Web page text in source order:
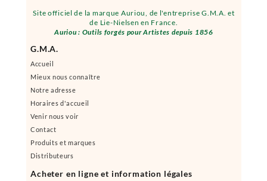
Site officiel de la marque Auriou, de l'entreprise G.M.A. et
de Lie-Nielsen en France.
Auriou : Outils forgés pour Artistes depuis 1856
G.M.A.
Accueil
Mieux nous connaître
Notre adresse
Horaires d'accueil
Venir nous voir
Contact
Produits et marques
Distributeurs
Acheter en ligne et information légales